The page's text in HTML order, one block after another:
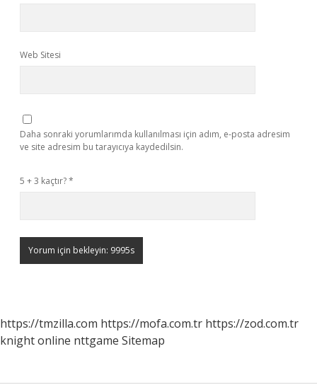
Web Sitesi
Daha sonraki yorumlarımda kullanılması için adım, e-posta adresim
ve site adresim bu tarayıcıya kaydedilsin.
5 + 3 kaçtır?*
https://tmzilla.com https://mofa.com.tr https://zod.com.tr
knight online nttgame Sitemap